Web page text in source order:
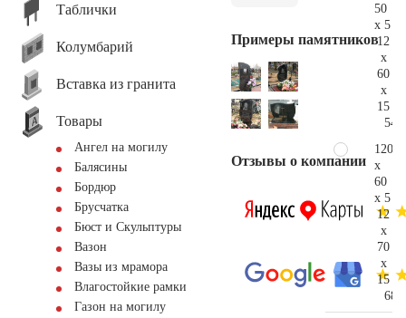
Таблички
Колумбарий
Вставка из гранита
Товары
Ангел на могилу
Балясины
Бордюр
Брусчатка
Бюст и Скульптуры
Вазон
Вазы из мрамора
Влагостойкие рамки
Газон на могилу
Примеры памятников
Отзывы о компании
50
x 5
12
x
60
x
15
120
x
60
x 5
12
x
70
x
15